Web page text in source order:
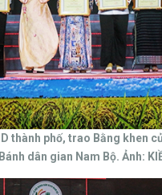
thành phố, trao Bằng khen
dân gian Nam Bộ. Ảnh: